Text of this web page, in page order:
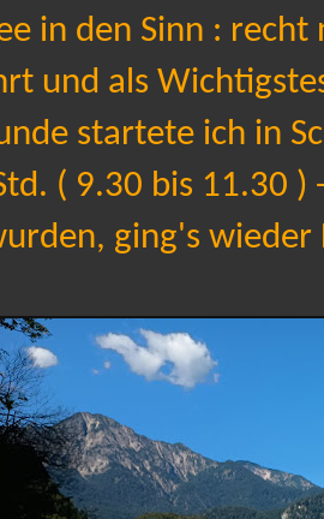
in den Sinn :
und als
startete ich in
( 9.30 bis 11.30
ging's wieder